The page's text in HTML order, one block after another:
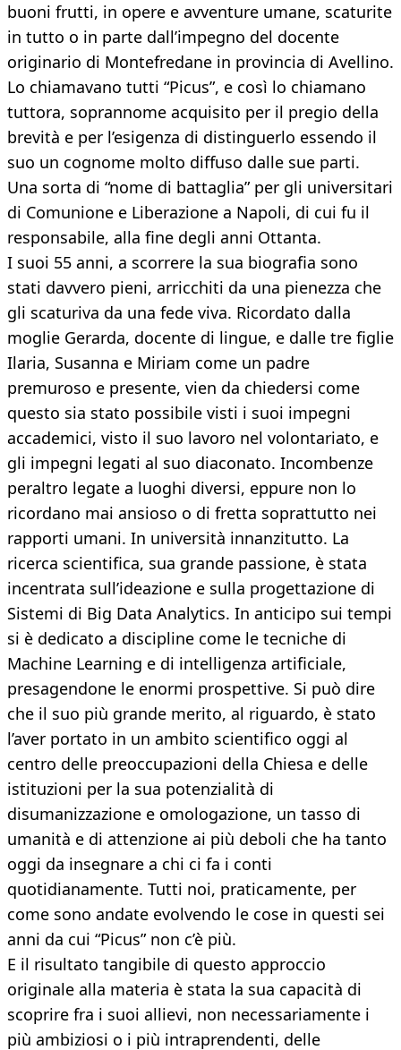
buoni frutti, in opere e avventure umane, scaturite
in tutto o in parte dall’impegno del docente
originario di Montefredane in provincia di Avellino.
Lo chiamavano tutti “Picus”, e così lo chiamano
tuttora, soprannome acquisito per il pregio della
brevità e per l’esigenza di distinguerlo essendo il
suo un cognome molto diffuso dalle sue parti.
Una sorta di “nome di battaglia” per gli universitari
di Comunione e Liberazione a Napoli, di cui fu il
responsabile, alla fine degli anni Ottanta.
I suoi 55 anni, a scorrere la sua biografia sono
stati davvero pieni, arricchiti da una pienezza che
gli scaturiva da una fede viva. Ricordato dalla
moglie Gerarda, docente di lingue, e dalle tre figlie
Ilaria, Susanna e Miriam come un padre
premuroso e presente, vien da chiedersi come
questo sia stato possibile visti i suoi impegni
accademici, visto il suo lavoro nel volontariato, e
gli impegni legati al suo diaconato. Incombenze
peraltro legate a luoghi diversi, eppure non lo
ricordano mai ansioso o di fretta soprattutto nei
rapporti umani. In università innanzitutto. La
ricerca scientifica, sua grande passione, è stata
incentrata sull’ideazione e sulla progettazione di
Sistemi di Big Data Analytics. In anticipo sui tempi
si è dedicato a discipline come le tecniche di
Machine Learning e di intelligenza artificiale,
presagendone le enormi prospettive. Si può dire
che il suo più grande merito, al riguardo, è stato
l’aver portato in un ambito scientifico oggi al
centro delle preoccupazioni della Chiesa e delle
istituzioni per la sua potenzialità di
disumanizzazione e omologazione, un tasso di
umanità e di attenzione ai più deboli che ha tanto
oggi da insegnare a chi ci fa i conti
quotidianamente. Tutti noi, praticamente, per
come sono andate evolvendo le cose in questi sei
anni da cui “Picus” non c’è più.
E il risultato tangibile di questo approccio
originale alla materia è stata la sua capacità di
scoprire fra i suoi allievi, non necessariamente i
più ambiziosi o i più intraprendenti, delle